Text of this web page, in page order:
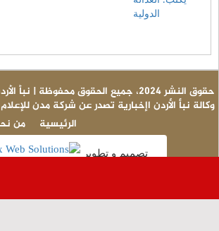
© حقوق النشر 2024، جميع الحقوق محفوظة | نبأ الأردن
وكالة نبأ الأردن اإخبارية تصدر عن شركة مدن للإعلام
من الرئيسية
تصميم و تطوير